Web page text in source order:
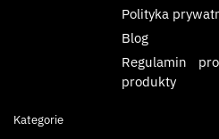
Polityka
Blog
Regulamin
produkty
Kategorie